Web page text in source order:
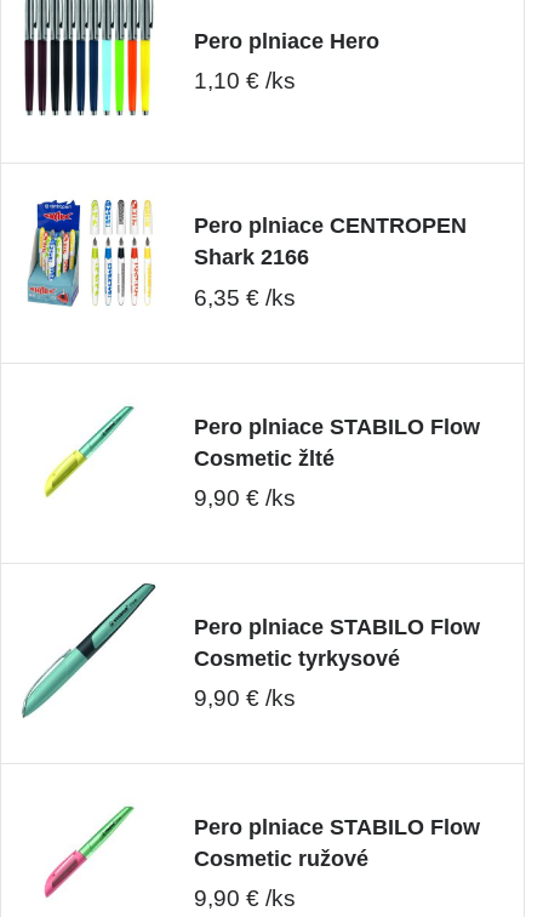
Pero plniace Hero
1,10 € /ks
Pero plniace CENTROPEN
Shark 2166
6,35 € /ks
Pero plniace STABILO Flow
Cosmetic žlté
9,90 € /ks
Pero plniace STABILO Flow
Cosmetic tyrkysové
9,90 € /ks
Pero plniace STABILO Flow
Cosmetic ružové
9,90 € /ks